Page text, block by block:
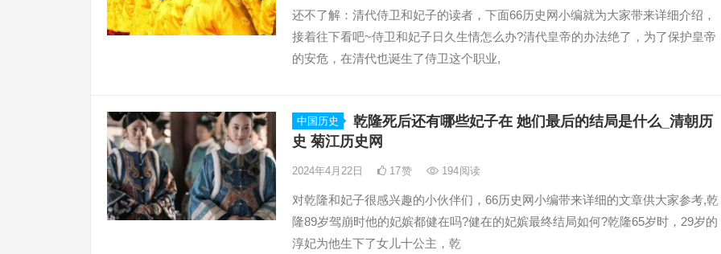
还不了解：清代侍卫和妃子的读者，下面66历史网小编就为大家带来详细介绍，
接着往下看吧~侍卫和妃子日久生情怎么办?清代皇帝的办法绝了，为了保护皇帝
的安危，在清代也诞生了侍卫这个职业,
中国历史
乾隆死后还有哪些妃子在 她们最后的结局是什么_清朝历
史 菊江历史网
2024年4月22日 17赞 194阅读
对乾隆和妃子很感兴趣的小伙伴们，66历史网小编带来详细的文章供大家参考,乾
隆89岁驾崩时他的妃嫔都健在吗?健在的妃嫔最终结局如何?乾隆65岁时，29岁的
淳妃为他生下了女儿十公主，乾